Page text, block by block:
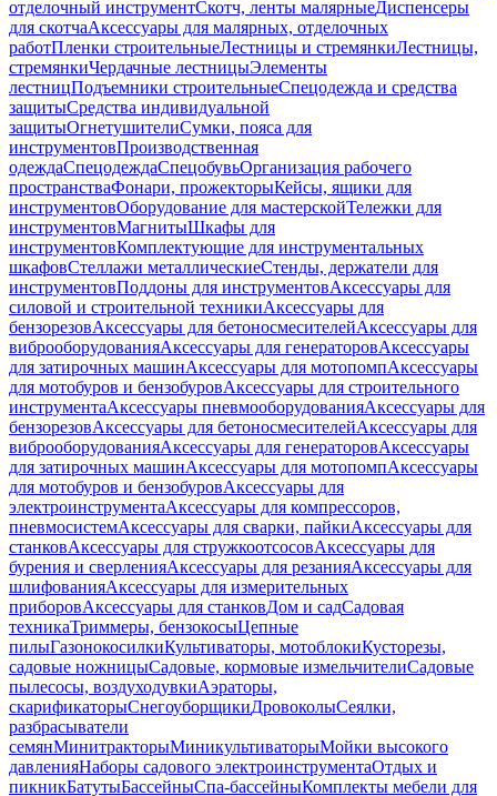
отделочный инструментСкотч, ленты малярныеДиспенсеры
для скотчаАксессуары для малярных, отделочных
работПленки строительныеЛестницы и стремянкиЛестницы,
стремянкиЧердачные лестницыЭлементы
лестницПодъемники строительныеСпецодежда и средства
защитыСредства индивидуальной
защитыОгнетушителиСумки, пояса для
инструментовПроизводственная
одеждаСпецодеждаСпецобувьОрганизация рабочего
пространстваФонари, прожекторыКейсы, ящики для
инструментовОборудование для мастерскойТележки для
инструментовМагнитыШкафы для
инструментовКомплектующие для инструментальных
шкафовСтеллажи металлическиеСтенды, держатели для
инструментовПоддоны для инструментовАксессуары для
силовой и строительной техникиАксессуары для
бензорезовАксессуары для бетоносмесителейАксессуары для
виброоборудованияАксессуары для генераторовАксессуары
для затирочных машинАксессуары для мотопомпАксессуары
для мотобуров и бензобуровАксессуары для строительного
инструментаАксессуары пневмооборудованияАксессуары для
бензорезовАксессуары для бетоносмесителейАксессуары для
виброоборудованияАксессуары для генераторовАксессуары
для затирочных машинАксессуары для мотопомпАксессуары
для мотобуров и бензобуровАксессуары для
электроинструментаАксессуары для компрессоров,
пневмосистемАксессуары для сварки, пайкиАксессуары для
станковАксессуары для стружкоотсосовАксессуары для
бурения и сверленияАксессуары для резанияАксессуары для
шлифованияАксессуары для измерительных
приборовАксессуары для станковДом и садСадовая
техникаТриммеры, бензокосыЦепные
пилыГазонокосилкиКультиваторы, мотоблокиКусторезы,
садовые ножницыСадовые, кормовые измельчителиСадовые
пылесосы, воздуходувкиАэраторы,
скарификаторыСнегоуборщикиДровоколыСеялки,
разбрасыватели
семянМинитракторыМиникультиваторыМойки высокого
давленияНаборы садового электроинструментаОтдых и
пикникБатутыБассейныСпа-бассейныКомплекты мебели для